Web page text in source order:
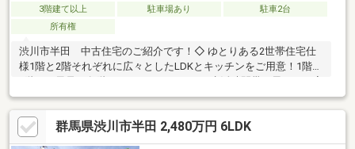
3階建て以上 駐車場あり
駐車2台
所有権
渋川市半田 中古住宅のご紹介です！◇ ゆとりある2世帯住宅仕
様1階と2階それぞれに広々としたLDKとキッチンをご用意！1階と
族でも気兼ねなく、お互いのペースで快適に暮らせます♪◇小中
学校まで徒歩圏内！小学校まで徒歩13分、中学校まで徒歩17分
と、毎日の通学負担が少ない好立地です！◇交通アクセス良好JR
上越線「八木原駅」まで徒歩約11分！車に頼らず歩いて駅まで向
群馬県渋川市半田 2,480万円 6LDK